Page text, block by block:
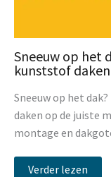
Sneeuw op het
kunststof daken
Sneeuw op het
daken op de juiste
montage en
Verder lezen